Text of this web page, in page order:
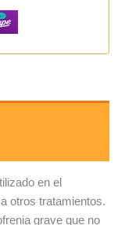
en el
a otros tratamientos.
grave que no